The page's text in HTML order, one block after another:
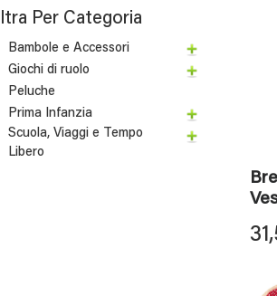
Per Categoria
Bambole e Accessori
Giochi di ruolo
Peluche
Prima Infanzia
Scuola, Viaggi e Tempo
Libero